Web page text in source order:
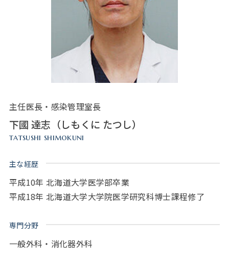
主任医長・感染管理室長
下國 達志（しもくに たつし）
tatsushi shimokuni
主な経歴
平成10年 北海道大学医学部卒業
平成18年 北海道大学大学院医学研究科博士課程修了
専門分野
一般外科・消化器外科